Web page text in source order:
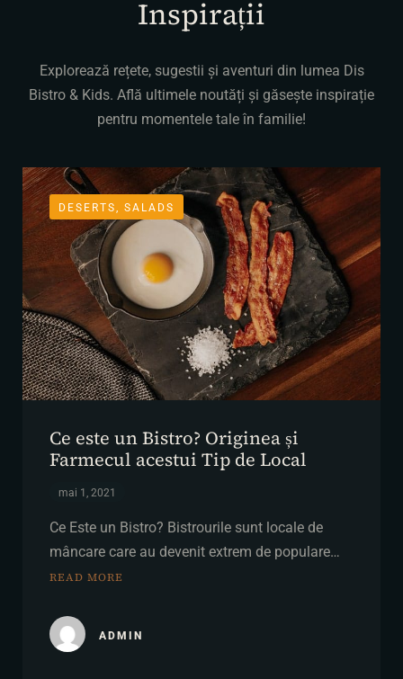
Inspirații
Explorează rețete, sugestii și aventuri din lumea Dis
Bistro & Kids. Află ultimele noutăți și găsește inspirație
pentru momentele tale în familie!
DESERTS, SALADS
Ce este un Bistro? Originea și
Farmecul acestui Tip de Local
mai 1, 2021
Ce Este un Bistro? Bistrourile sunt locale de
mâncare care au devenit extrem de populare…
READ MORE
ADMIN